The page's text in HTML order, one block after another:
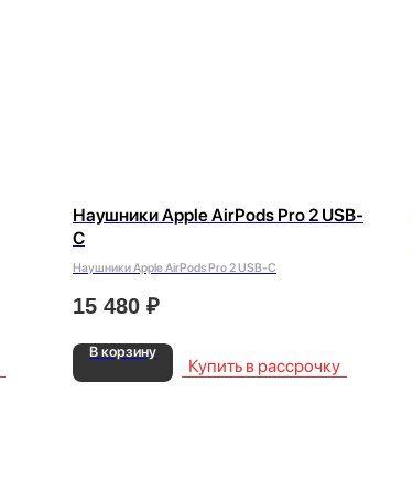
Наушники Apple AirPods Pro 2 USB-
C
Наушники Apple AirPods Pro 2 USB-C
15 480 ₽
В корзину
Купить в рассрочку